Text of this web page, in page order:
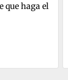
que haga el